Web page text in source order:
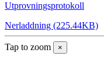
Utprovningsprotokoll
Nerladdning (225.44KB)
Tap to zoom ×